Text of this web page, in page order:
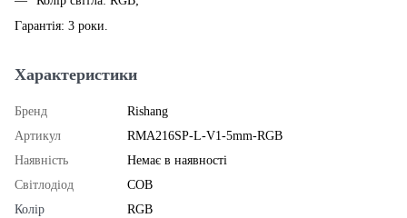
Гарантія: 3 роки.
Характеристики
Бренд
Rishang
Артикул
RMA216SP-L-V1-5mm-RGB
Наявність
Немає в наявності
Світлодіод
COB
Колір
RGB